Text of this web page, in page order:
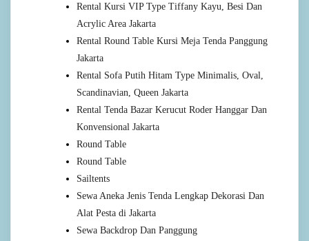
Rental Kursi VIP Type Tiffany Kayu, Besi Dan
Acrylic Area Jakarta
Rental Round Table Kursi Meja Tenda Panggung
Jakarta
Rental Sofa Putih Hitam Type Minimalis, Oval,
Scandinavian, Queen Jakarta
Rental Tenda Bazar Kerucut Roder Hanggar Dan
Konvensional Jakarta
Round Table
Round Table
Sailtents
Sewa Aneka Jenis Tenda Lengkap Dekorasi Dan
Alat Pesta di Jakarta
Sewa Backdrop Dan Panggung